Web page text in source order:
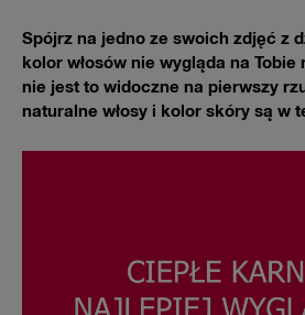
Spójrz na jedno ze swoich zdjęć z
kolor włosów nie wygląda na
nie jest to widoczne na pierwszy
naturalne włosy i kolor skóry są w